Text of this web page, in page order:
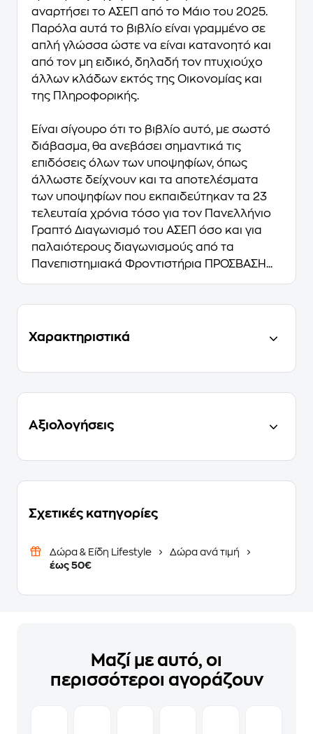
αναρτήσει το ΑΣΕΠ από το Μάιο του 2025.
Παρόλα αυτά το βιβλίο είναι γραμμένο σε
απλή γλώσσα ώστε να είναι κατανοητό και
από τον μη ειδικό, δηλαδή τον πτυχιούχο
άλλων κλάδων εκτός της Οικονομίας και
της Πληροφορικής.
Είναι σίγουρο ότι το βιβλίο αυτό, με σωστό
διάβασμα, θα ανεβάσει σημαντικά τις
επιδόσεις όλων των υποψηφίων, όπως
άλλωστε δείχνουν και τα αποτελέσματα
των υποψηφίων που εκπαιδεύτηκαν τα 23
τελευταία χρόνια τόσο για τον Πανελλήνιο
Γραπτό Διαγωνισμό του ΑΣΕΠ όσο και για
παλαιότερους διαγωνισμούς από τα
Πανεπιστημιακά Φροντιστήρια ΠΡΟΣΒΑΣΗ...
Χαρακτηριστικά
Αξιολογήσεις
Σχετικές κατηγορίες
Δώρα & Είδη Lifestyle
Δώρα ανά τιμή
έως 50€
Μαζί με αυτό, οι
περισσότεροι αγοράζουν